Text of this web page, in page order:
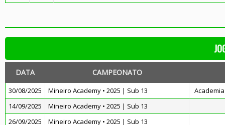
DATA CAMPEONATO
30/08/2025 Mineiro Academy • 2025 | Sub 13
14/09/2025
Mineiro Academy • 2025 | Sub 13
26/09/2025
Mineiro Academy • 2025 | Sub 13